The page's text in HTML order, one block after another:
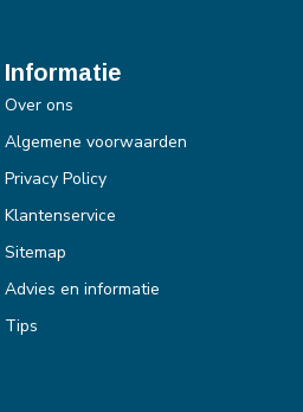
Informatie
Over ons
Algemene voorwaarden
Privacy Policy
Klantenservice
Sitemap
Advies en informatie
Tips